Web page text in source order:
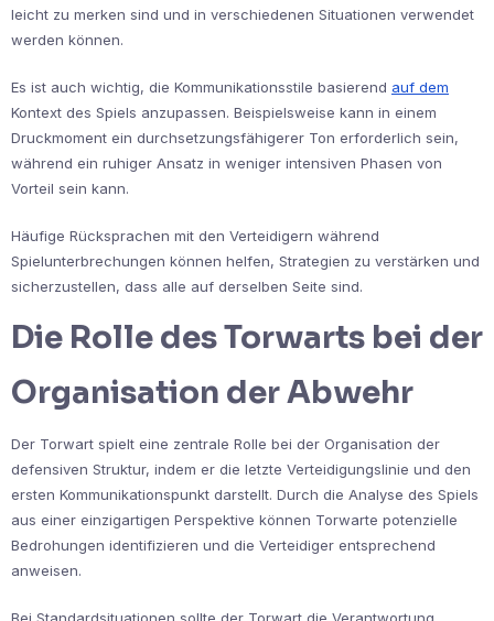
leicht zu merken sind und in verschiedenen Situationen verwendet
werden können.
Es ist auch wichtig, die Kommunikationsstile basierend auf dem
Kontext des Spiels anzupassen. Beispielsweise kann in einem
Druckmoment ein durchsetzungsfähigerer Ton erforderlich sein,
während ein ruhiger Ansatz in weniger intensiven Phasen von
Vorteil sein kann.
Häufige Rücksprachen mit den Verteidigern während
Spielunterbrechungen können helfen, Strategien zu verstärken und
sicherzustellen, dass alle auf derselben Seite sind.
Die Rolle des Torwarts bei der
Organisation der Abwehr
Der Torwart spielt eine zentrale Rolle bei der Organisation der
defensiven Struktur, indem er die letzte Verteidigungslinie und den
ersten Kommunikationspunkt darstellt. Durch die Analyse des Spiels
aus einer einzigartigen Perspektive können Torwarte potenzielle
Bedrohungen identifizieren und die Verteidiger entsprechend
anweisen.